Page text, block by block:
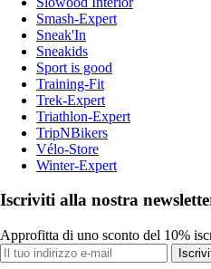
Smash-Expert
Sneak'In
Sneakids
Sport is good
Training-Fit
Trek-Expert
Triathlon-Expert
TripNBikers
Vélo-Store
Winter-Expert
Iscriviti alla nostra
Approfitta di uno sconto del 10%